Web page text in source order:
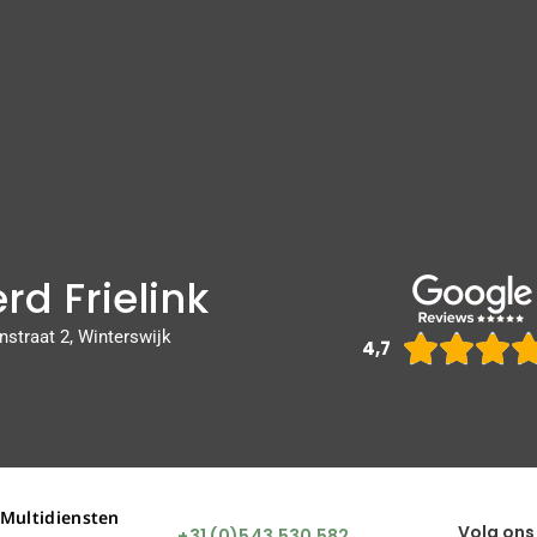
Frielink
2, Winterswijk 4,7 
Volg